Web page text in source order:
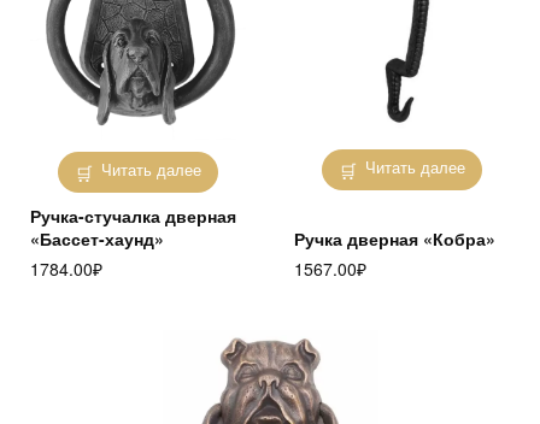
Читать далее
Ручка-стучалка дверная
«Бассет-хаунд»
1784.00₽
Читать далее
Ручка дверная «Кобра»
1567.00₽